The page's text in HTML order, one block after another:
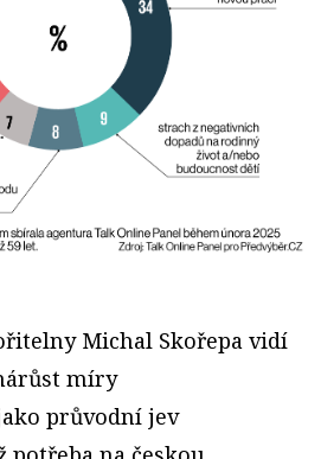
Michal Skořepa vidí
míry
průvodní jev